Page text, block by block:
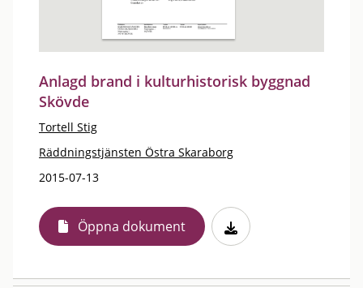
Anlagd brand i kulturhistorisk byggnad
Skövde
Tortell Stig
Räddningstjänsten Östra Skaraborg
2015-07-13
Öppna dokument